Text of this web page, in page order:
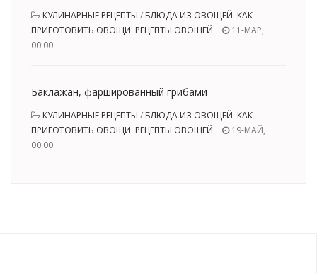
КУЛИНАРНЫЕ РЕЦЕПТЫ / БЛЮДА ИЗ ОВОЩЕЙ. КАК
ПРИГОТОВИТЬ ОВОЩИ. РЕЦЕПТЫ ОВОЩЕЙ
11-МАР,
00:00
Баклажан, фаршированный грибами
КУЛИНАРНЫЕ РЕЦЕПТЫ / БЛЮДА ИЗ ОВОЩЕЙ. КАК
ПРИГОТОВИТЬ ОВОЩИ. РЕЦЕПТЫ ОВОЩЕЙ
19-МАЙ,
00:00